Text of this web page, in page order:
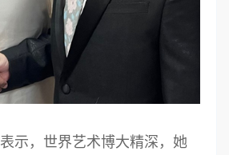
示，世界艺术博大精深，她